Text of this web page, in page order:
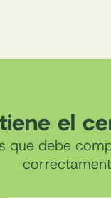
el
que debe